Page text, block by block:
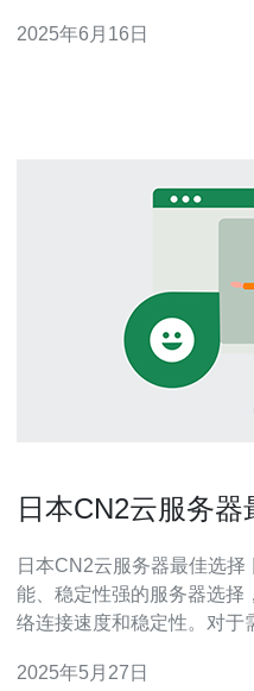
器环境。 KDDI线路VPS服务采用KDDI的网络架构，具有
2025年6月16日
日本CN2云服务器
日本CN2云服务器最佳选择 日本CN2云服务器是一种高性
能、稳定性强的服务器选择
络连接速度和稳定性。对于
日本CN2云服务器采用CN2
2025年5月27日